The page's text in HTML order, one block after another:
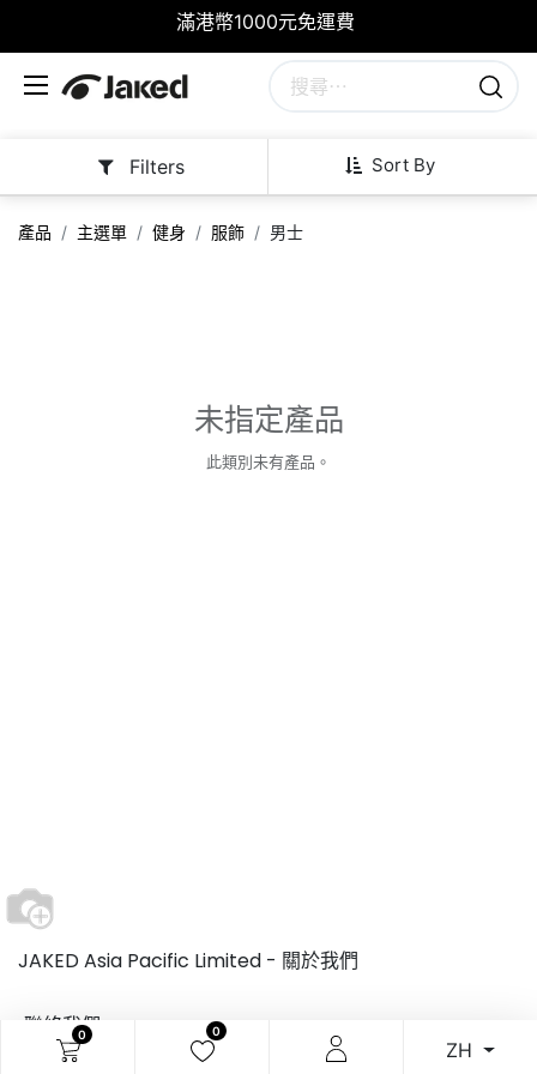
0 0
ZH
滿港幣1000元免運費
Sort By
Filters
產品 主選單 健身 服飾 男士
未指定產品
此類別未有產品。
JAKED Asia Pacific Limited - 關於我們
聯絡我們
香港九龍灣宏照道38號企業廣場五期1座29樓01-02室